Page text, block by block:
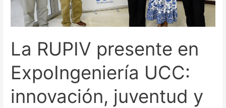
La RUPIV presente en
ExpoIngeniería UCC:
innovación, juventud y
visión